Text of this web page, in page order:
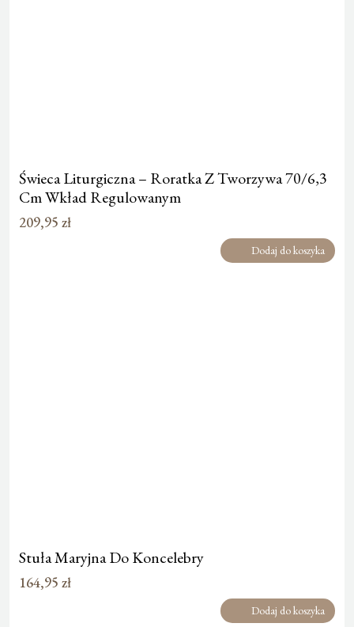
Świeca Liturgiczna – Roratka Z Tworzywa 70/6,3
Cm Wkład Regulowanym
209,95 zł
Dodaj do koszyka
Stuła Maryjna Do Koncelebry
164,95 zł
Dodaj do koszyka